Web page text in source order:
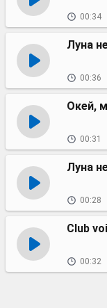
00:34
Луна
00:36
Окей,
00:31
Луна
00:28
Club
00:32